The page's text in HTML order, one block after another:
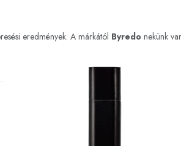
eredmények. A márkától Byredo nekünk